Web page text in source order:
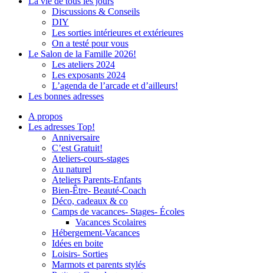
Discussions & Conseils
DIY
Les sorties intérieures et extérieures
On a testé pour vous
Le Salon de la Famille 2026!
Les ateliers 2024
Les exposants 2024
L’agenda de l’arcade et d’ailleurs!
Les bonnes adresses
A propos
Les adresses Top!
Anniversaire
C’est Gratuit!
Ateliers-cours-stages
Au naturel
Ateliers Parents-Enfants
Bien-Être- Beauté-Coach
Déco, cadeaux & co
Camps de vacances- Stages- Écoles
Vacances Scolaires
Hébergement-Vacances
Idées en boite
Loisirs- Sorties
Marmots et parents stylés